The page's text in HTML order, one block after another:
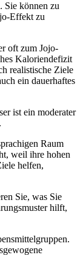
Sie können zu
Effekt zu
oft zum Jojo-
Kaloriendefizit
realistische Ziele
ein dauerhaftes
ist ein moderater
Raum
weil ihre hohen
helfen,
Sie, was Sie
hilft,